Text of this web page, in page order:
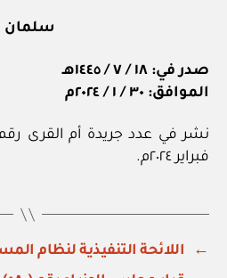
سلمان
صدر في: ١٨ / ٧ / ١٤٤٥هـ
الموافق: ٣٠ / ١ / ٢٠٢٤م
فبراير ٢٠٢٤م.
←
اللائحة التنفيذية لنظام